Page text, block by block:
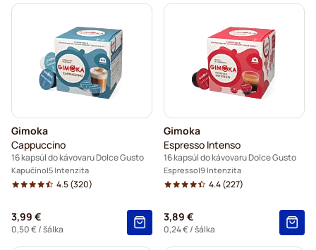
Gimoka
Cappuccino
16 kapsúl do kávovaru Dolce Gusto
Kapučíno 5 Intenzita
4.5(320)
3,99 €
0,50 €/ šálka
Gimoka
Espresso Intenso
16 kapsúl do kávovaru Dolce Gusto
Espresso 9 Intenzita
4.4(227)
3,89 €
0,24 €/ šálka